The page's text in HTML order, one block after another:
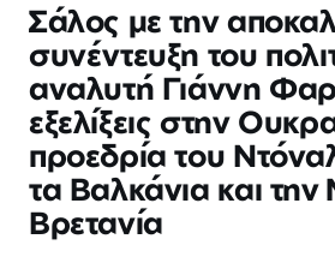
Σάλος με την
συνέντευξη του
αναλυτή Γιάννη
εξελίξεις στην
προεδρία του
τα Βαλκάνια και
Βρετανία